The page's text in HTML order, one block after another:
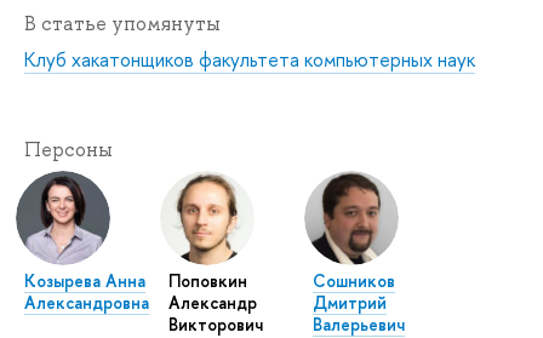
В статье упомянуты
Клуб хакатонщиков факультета компьютерных наук
Персоны
Козырева Анна
Александровна
Поповкин
Александр
Викторович
Сошников
Дмитрий
Валерьевич